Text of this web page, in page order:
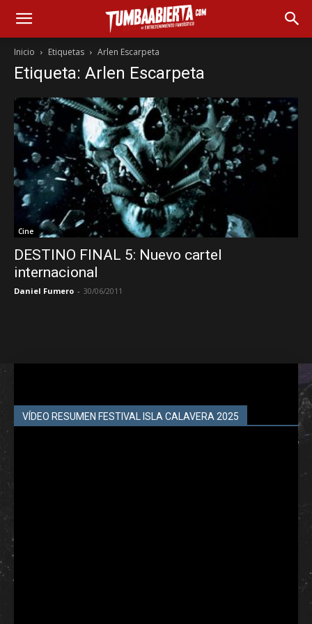
Inicio Etiquetas Arlen Escarpeta
Etiqueta: Arlen Escarpeta
Cine
DESTINO FINAL 5: Nuevo cartel
internacional
Daniel Fumero - 30/06/2011
VÍDEO RESUMEN FESTIVAL ISLA CALAVERA 2025